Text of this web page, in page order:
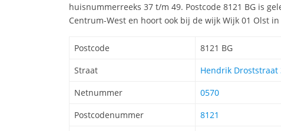
huisnummerreeks 37 t/m 49. Postcode 8121 BG is
Centrum-West en hoort ook bij de wijk Wijk 01 Olst
Postcode
8121 BG
Straat
Hendrik Droststraat
Netnummer
0570
Postcodenummer
8121